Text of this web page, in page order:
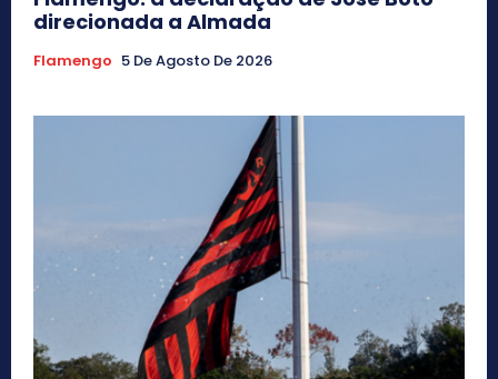
direcionada a Almada
Flamengo 5 De Agosto De 2026